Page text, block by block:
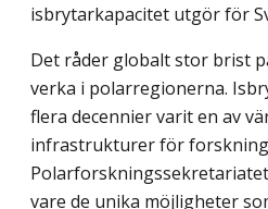
isbrytarkapacitet utgör för
Det råder globalt stor brist
verka i polarregionerna.
flera decennier varit en av
infrastrukturer för
vare de unika möjligheter